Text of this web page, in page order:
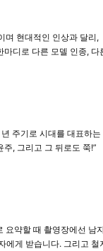
며 현대적인 인상과 달리,
디로 다른 모델 인종, 다
주기로 시대를 대표하
, 그리고 그 뒤로도 쭉!”
요약할 때 촬영장에선 남
게 받습니다. 그리고 철